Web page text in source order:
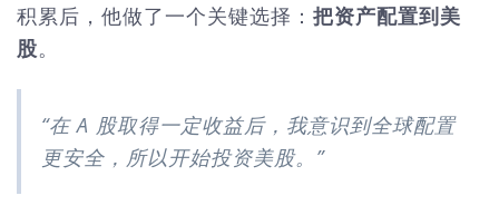
积累后，他做了一个关键选择： 把资产配置到美
股。
“在 A 股取得一定收益后，我意识到全球配置
更安全，所以开始投资美股。”